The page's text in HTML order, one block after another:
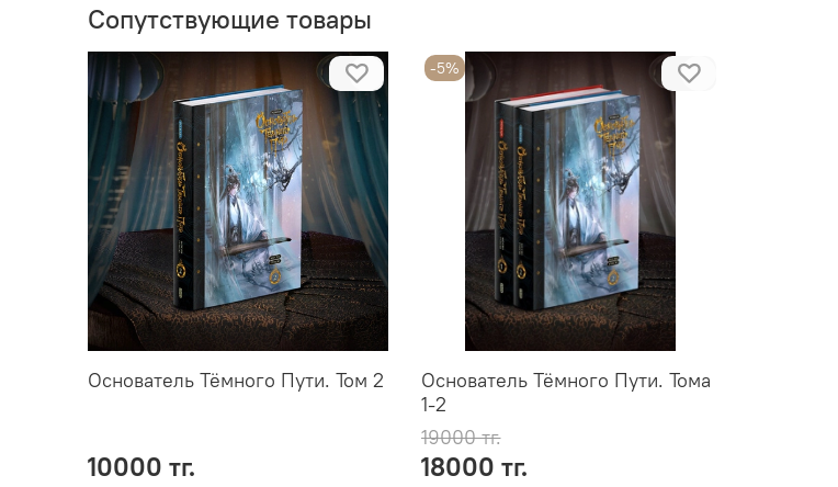
Сопутствующие товары
Основатель Тёмного Пути. Том 2
10000 тг.
-5%
Основатель Тёмного Пути. Тома
1-2
19000 тг.
18000 тг.